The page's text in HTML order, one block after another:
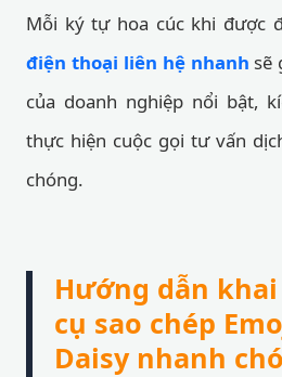
Mỗi ký tự hoa cúc khi được
điện thoại liên hệ nhanh sẽ
của doanh nghiệp nổi bật,
thực hiện cuộc gọi tư vấn
chóng.
Hướng dẫn
cụ sao chép
Daisy nhanh